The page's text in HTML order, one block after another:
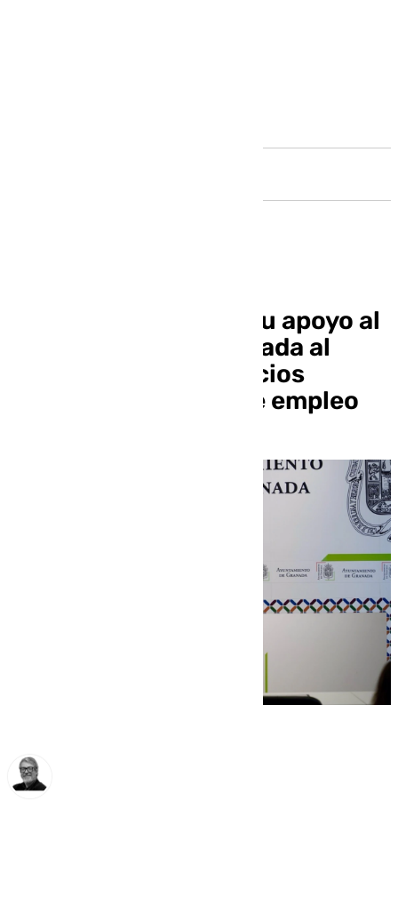
El PSOE condiciona su apoyo al
presupuesto de Granada al
refuerzo de los Servicios
Sociales y a planes de empleo